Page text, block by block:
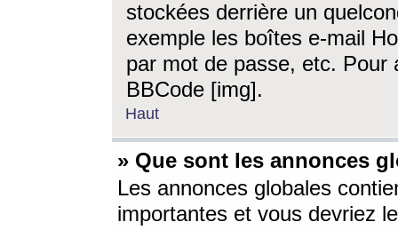
stockées derrière un
exemple les boîtes e-mail
par mot de passe, etc. Pour
BBCode [img].
Haut
» Que sont les annonces
Les annonces globales
importantes et vous devriez